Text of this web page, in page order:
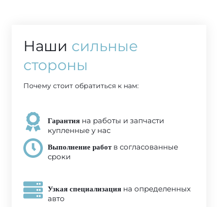
Наши сильные
стороны
Почему стоит обратиться к нам:
Гарантия на работы и запчасти
купленные у нас
Выполнение работв согласованные
сроки
Узкая специализация на определенных
авто